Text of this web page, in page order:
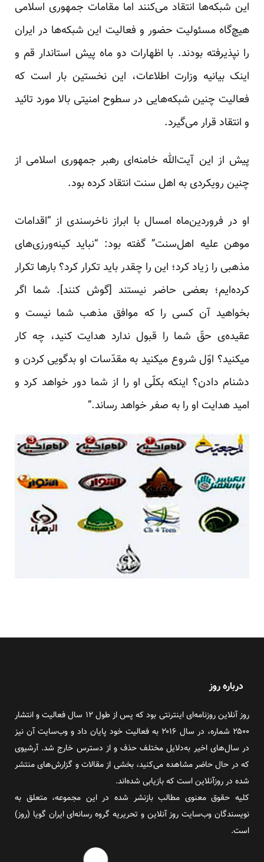
این شبکه‌ها انتقاد می‌کنند اما مقامات جمهوری اسلامی
هیچ‌گاه مسئولیت حضور و فعالیت این شبکه‌ها در ایران
را نپذیرفته بودند. با اظهارات دو ماه پیش استاندار قم و
اینک بیانیه وزارت اطلاعات، این نخستین بار است که
فعالیت چنین شبکه‌هایی در سطوح امنیتی بالا مورد تائید
و انتقاد قرار می‌گیرد.
پیش از این آیت‌الله خامنه‌ای رهبر جمهوری اسلامی از
چنین رویکردی به اهل سنت انتقاد کرده بود.
او در فروردین‌ماه امسال با ابراز ناخرسندی از “اقدامات
موهن علیه اهل‌سنت” گفته بود: “نباید کینه‌ورزی‌های
مذهبی را زیاد کرد؛ این را چقدر باید تکرار کرد؟ بارها تکرار
کرده‌ایم؛ بعضی حاضر نیستند [گوش کنند]. شما اگر
بخواهید آن کسی را که موافق مذهب شما نیست و
عقیده‌ی حقّ شما را قبول ندارد هدایت کنید، چه کار
میکنید؟ اوّل شروع میکنید به مقدّسات او بدگویی کردن و
دشنام دادن؟ اینکه بکلّی او را از شما دور خواهد کرد و
امید هدایت او را به صفر خواهد رساند.”
درباره روز
روز آنلاین روزنامه‌ای اینترنتی بود که پس از طول ۱۲ سال فعالیت و انتشار
۲۵۰۰ شماره، در سال ۲۰۱۶ به فعالیت خود پایان داد و وب‌سایت آن نیز
در سال‌های اخیر به‌دلایل مختلف حذف و از دسترس خارج شد. آرشیوی
که در حال حاضر مشاهده می‌کنید، بخشی از مقالات و گزارش‌های منتشر
شده در روزآنلاین است که بازیابی شده‌اند.
کلیه حقوق معنوی مطالب بازنشر شده در این مجموعه، متعلق به
نویسندگان وب‌سایت روز آنلاین و تحریریه گروه رسانه‌ای ایران گویا (روز)
است.